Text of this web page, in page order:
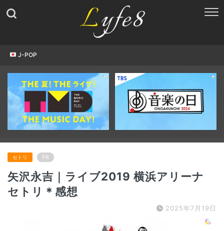
J-POP
セトリ PR
矢沢永吉｜ライブ2019 横浜アリーナ
セトリ＊感想
2025年7月19日